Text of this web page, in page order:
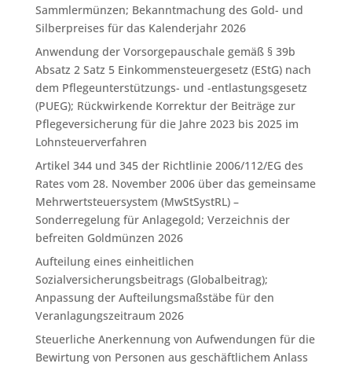
Sammlermünzen; Bekanntmachung des Gold- und
Silberpreises für das Kalenderjahr 2026
Anwendung der Vorsorgepauschale gemäß § 39b
Absatz 2 Satz 5 Einkommensteuergesetz (EStG) nach
dem Pflegeunterstützungs- und -entlastungsgesetz
(PUEG); Rückwirkende Korrektur der Beiträge zur
Pflegeversicherung für die Jahre 2023 bis 2025 im
Lohnsteuerverfahren
Artikel 344 und 345 der Richtlinie 2006/112/EG des
Rates vom 28. November 2006 über das gemeinsame
Mehrwertsteuersystem (MwStSystRL) –
Sonderregelung für Anlagegold; Verzeichnis der
befreiten Goldmünzen 2026
Aufteilung eines einheitlichen
Sozialversicherungsbeitrags (Globalbeitrag);
Anpassung der Aufteilungsmaßstäbe für den
Veranlagungszeitraum 2026
Steuerliche Anerkennung von Aufwendungen für die
Bewirtung von Personen aus geschäftlichem Anlass